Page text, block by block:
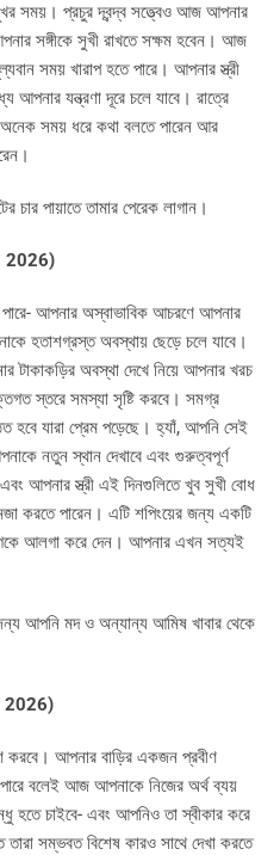
সময়। প্রচুর দ্বন্দ্ব সত্ত্বেও আজ আপনার
সঙ্গীকে সুখী রাখতে সক্ষম হবেন। আজ
সময় খারাপ হতে পারে। আপনার স্ত্রী
আপনার যন্ত্রণা দূরে চলে যাবে। রাত্রে
সময় ধরে কথা বলতে পারেন আর
চার পায়াতে তামার পেরেক লাগান।
2026)
আপনার অস্বাভাবিক আচরণে আপনার
হতাশগ্রস্ত অবস্থায় ছেড়ে চলে যাবে।
টাকাকড়ির অবস্থা দেখে নিয়ে আপনার খরচ
স্তরে সমস্যা সৃষ্টি করবে। সমগ্র
হবে যারা প্রেম পড়েছে। হ্যাঁ, আপনি সেই
নতুন স্থান দেখাবে এবং গুরুত্বপূর্ণ
আপনার স্ত্রী এই দিনগুলিতে খুব সুখী বোধ
করতে পারেন। এটি শপিংয়ের জন্য একটি
আলগা করে দেন। আপনার এখন সত্যই
আপনি মদ ও অন্যান্য আমিষ খাবার থেকে
2026)
আপনার বাড়ির একজন প্রবীণ
বলেই আজ আপনাকে নিজের অর্থ ব্যয়
চাইবে- এবং আপনিও তা স্বীকার করে
সম্ভবত বিশেষ কারও সাথে দেখা করতে